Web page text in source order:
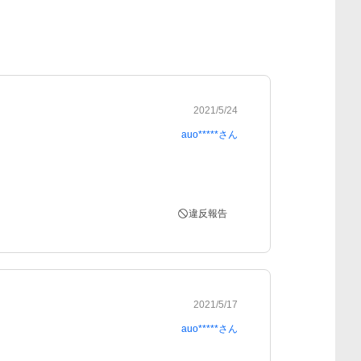
2021/5/24
auo*****さん
違反報告
2021/5/17
auo*****さん